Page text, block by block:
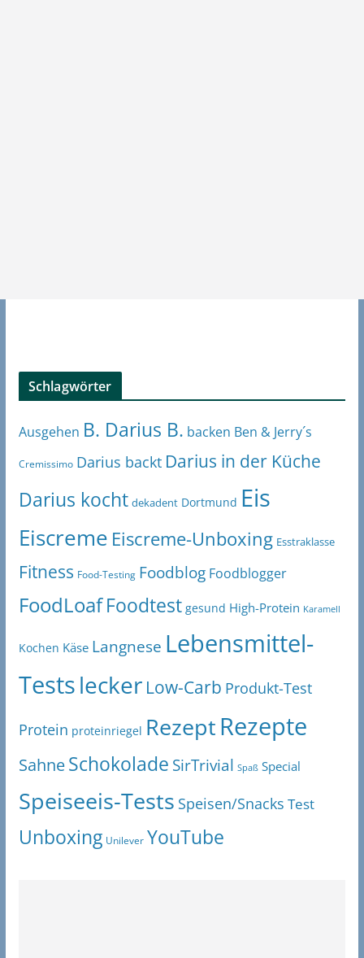
Schlagwörter
Ausgehen B. Darius B. backen Ben & Jerry´s
Cremissimo Darius backt Darius in der Küche
Darius kocht dekadent Dortmund Eis
Eiscreme Eiscreme-Unboxing Esstraklasse
Fitness Food-Testing Foodblog Foodblogger
FoodLoaf Foodtest gesund High-Protein Karamell
Kochen Käse Langnese Lebensmittel-
Testslecker Low-Carb Produkt-Test
Protein proteinriegel RezeptRezepte
SahneSchokolade SirTrivial Spaß Special
Speiseeis-Tests Speisen/Snacks Test
Unboxing Unilever YouTube